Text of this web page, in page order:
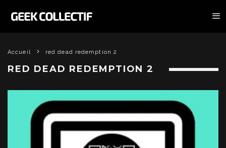
Accueil red dead redemption 2
RED DEAD REDEMPTION 2